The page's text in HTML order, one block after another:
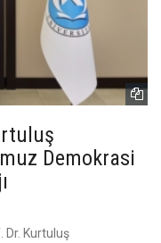
Demokrasi
Dr. Kurtuluş